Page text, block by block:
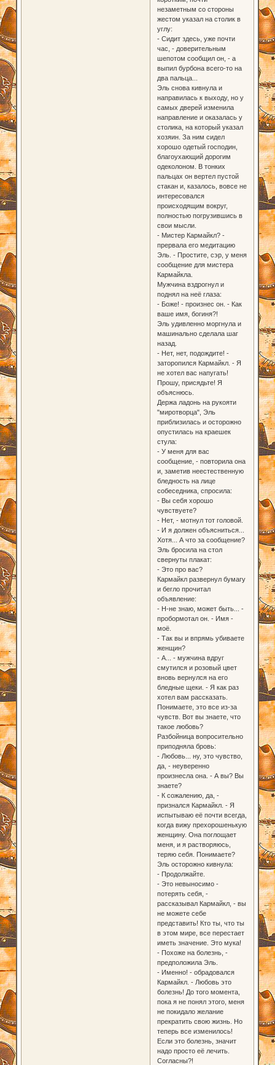
незаметным со стороны
жестом указал на столик в
углу:
- Сидит здесь, уже почти
час, - доверительным
шепотом сообщил он, - а
выпил бурбона всего-то на
два пальца...
Эль снова кивнула и
направилась к выходу, но у
самых дверей изменила
направление и оказалась у
столика, на который указал
хозяин. За ним сидел
хорошо одетый господин,
благоухающий дорогим
одеколоном. В тонких
пальцах он вертел пустой
стакан и, казалось, вовсе не
интересовался
происходящим вокруг,
полностью погрузившись в
свои мысли.
- Мистер Кармайкл? -
прервала его медитацию
Эль. - Простите, сэр, у меня
сообщение для мистера
Кармайкла.
Мужчина вздрогнул и
поднял на неё глаза:
- Боже! - произнес он. - Как
ваше имя, богиня?!
Эль удивленно моргнула и
машинально сделала шаг
назад.
- Нет, нет, подождите! -
заторопился Кармайкл. - Я
не хотел вас напугать!
Прошу, присядьте! Я
объяснюсь.
Держа ладонь на рукояти
"миротворца", Эль
приблизилась и осторожно
опустилась на краешек
стула:
- У меня для вас
сообщение, - повторила она
и, заметив неестественную
бледность на лице
собеседника, спросила:
- Вы себя хорошо
чувствуете?
- Нет, - мотнул тот головой.
- И я должен объясниться...
Хотя... А что за сообщение?
Эль бросила на стол
свернуты плакат:
- Это про вас?
Кармайкл развернул бумагу
и бегло прочитал
объявление:
- Н-не знаю, может быть... -
пробормотал он. - Имя -
моё.
- Так вы и впрямь убиваете
женщин?
- А... - мужчина вдруг
смутился и розовый цвет
вновь вернулся на его
бледные щеки. - Я как раз
хотел вам рассказать.
Понимаете, это все из-за
чувств. Вот вы знаете, что
такое любовь?
Разбойница вопросительно
приподняла бровь:
- Любовь... ну, это чувство,
да, - неуверенно
произнесла она. - А вы? Вы
знаете?
- К сожалению, да, -
признался Кармайкл. - Я
испытываю её почти всегда,
когда вижу прехорошенькую
женщину. Она поглощает
меня, и я растворяюсь,
теряю себя. Понимаете?
Эль осторожно кивнула:
- Продолжайте.
- Это невыносимо -
потерять себя, -
рассказывал Кармайкл, - вы
не можете себе
представить! Кто ты, что ты
в этом мире, все перестает
иметь значение. Это мука!
- Похоже на болезнь, -
предположила Эль.
- Именно! - обрадовался
Кармайкл. - Любовь это
болезнь! До того момента,
пока я не понял этого, меня
не покидало желание
прекратить свою жизнь. Но
теперь все изменилось!
Если это болезнь, значит
надо просто её лечить.
Согласны?!